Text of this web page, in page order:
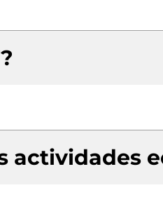
actividades